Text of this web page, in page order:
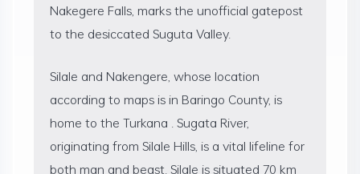
Nakegere Falls, marks the unofficial gatepost
to the desiccated Suguta Valley.
Silale and Nakengere, whose location
according to maps is in Baringo County, is
home to the Turkana . Sugata River,
originating from Silale Hills, is a vital lifeline for
both man and beast. Silale is situated 70 km